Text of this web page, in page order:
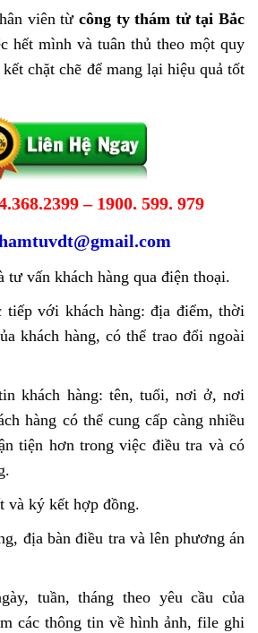
viên từcông ty thám tử tại Bắc
hết mình và tuân thủ theo một quy
chặt chẽ để mang lại hiệu quả tốt
– 1900. 599. 979
tư vấn khách hàng qua điện thoại.
với khách hàng: địa điểm, thời
khách hàng, có thể trao đổi ngoài
khách hàng: tên, tuổi, nơi ở, nơi
hàng có thể cung cấp càng nhiều
tiện hơn trong việc điều tra và có
và ký kết hợp đồng.
địa bàn điều tra và lên phương án
tuần, tháng theo yêu cầu của
các thông tin về hình ảnh, file ghi